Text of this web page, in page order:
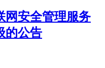
网安全管理服务
的公告